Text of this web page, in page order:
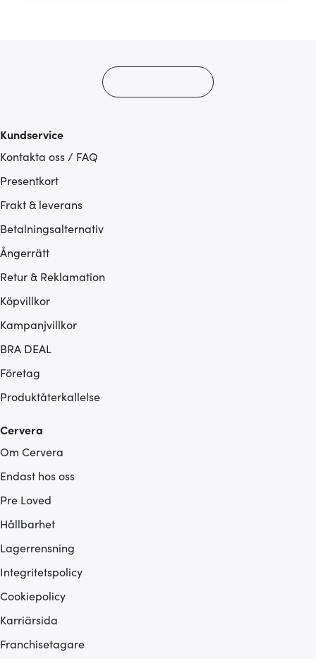
Kundservice
Kontakta oss / FAQ
Presentkort
Frakt & leverans
Betalningsalternativ
Ångerrätt
Retur & Reklamation
Köpvillkor
Kampanjvillkor
BRA DEAL
Företag
Produktåterkallelse
Cervera
Om Cervera
Endast hos oss
Pre Loved
Hållbarhet
Lagerrensning
Integritetspolicy
Cookiepolicy
Karriärsida
Franchisetagare